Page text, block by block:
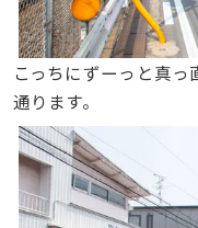
こっちにずーっと真
通ります。